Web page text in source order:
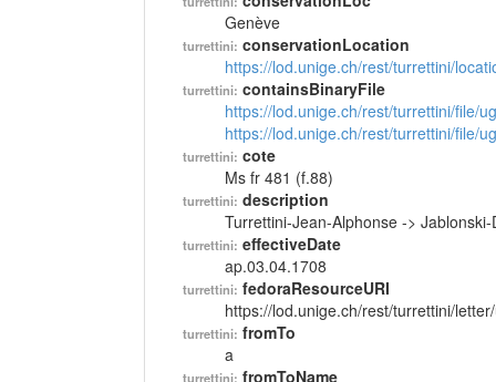
Genève
turrettini: conservationLocation
https://lod.unige.ch/rest/turrettini/
turrettini: containsBinaryFile
https://lod.unige.ch/rest/turrettini/file/
https://lod.unige.ch/rest/turrettini/file/
turrettini: cote
Ms fr 481 (f.88)
turrettini: description
Turrettini-Jean-Alphonse ->
turrettini: effectiveDate
ap.03.04.1708
turrettini: fedoraResourceURI
https://lod.unige.ch/rest/turrettini/
turrettini: fromTo
a
turrettini: fromToName